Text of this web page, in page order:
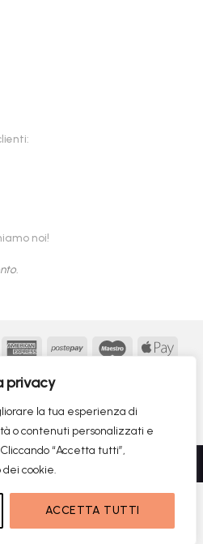
privacy
la tua esperienza di
o contenuti personalizzati e
“Accetta tutti”,
cookie.
ACCETTA TUTTI
noi!
MasterCardAmericanPostepay Maestro
Klarna
- MONOFASE SRL - P.IVA:
by
era: 899,00€.
è: 399,00€.
NON DISPONIBILE
dal contratto qui